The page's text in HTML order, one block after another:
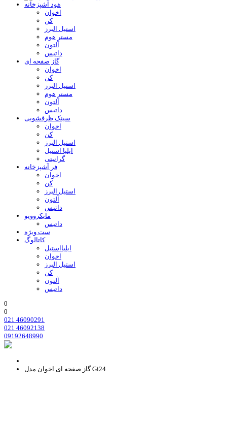
هود آشپزخانه
اخوان
کن
استیل البرز
مستر هوم
آلتون
داتیس
گاز صفحه ای
اخوان
کن
استیل البرز
مستر هوم
آلتون
داتیس
سینک ظرفشویی
اخوان
کن
استیل البرز
ایلیا استیل
گرانیتی
فر آشپزخانه
اخوان
کن
استیل البرز
آلتون
داتیس
مایکروویو
داتیس
ست ویژه
کاتالوگ
ایلیااستیل
اخوان
استیل البرز
کن
آلتون
داتیس
0
0
021 46090291
021 46092138
09192648990
گاز صفحه ای اخوان مدل Gi24